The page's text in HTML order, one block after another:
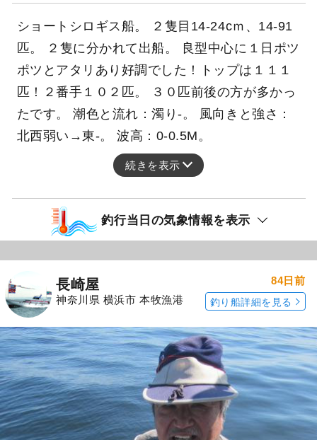
ショートシロギス船。 ２隻目14-24cｍ、14-91
匹。 ２隻に分かれて出船。 良型中心に１日ポツ
ポツとアタリあり好調でした！トップは１１１
匹！２番手１０２匹。 ３０匹前後の方が多かっ
たです。 潮色と流れ：濁り-。 風向きと強さ：
北西弱い→東-。 波高：0-0.5M。
続きを表示
釣行当日の気象情報を表示
長崎屋
神奈川県 横浜市 本牧漁港
84日前
釣り船詳細を見る